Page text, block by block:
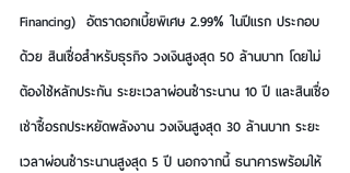
Financing) อัตราดอกเบี้ยพิเศษ 2.99% ในปีแรก ประกอบ
ด้วย สินเชื่อสำหรับธุรกิจ วงเงินสูงสุด 50 ล้านบาท โดยไม่
ต้องใช้หลักประกัน ระยะเวลาผ่อนชำระนาน 10 ปี และสินเชื่อ
เช่าซื้อรถประหยัดพลังงาน วงเงินสูงสุด 30 ล้านบาท ระยะ
เวลาผ่อนชำระนานสูงสุด 5 ปี นอกจากนี้ ธนาคารพร้อมให้